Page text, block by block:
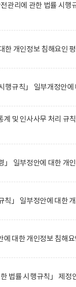
관리에 관한 법률 시
한 개인정보 침해요인
행규칙」 일부개정안
계 및 인사사무 처리
」 일부정안에 대한 개
칙」 일부정안에 대한
에 대한 개인정보 침해
법률 시행규칙」 제